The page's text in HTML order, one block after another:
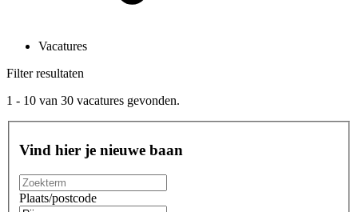
Vacatures
Filter resultaten
1 - 10 van 30 vacatures gevonden.
Vind hier je nieuwe baan
Plaats/postcode